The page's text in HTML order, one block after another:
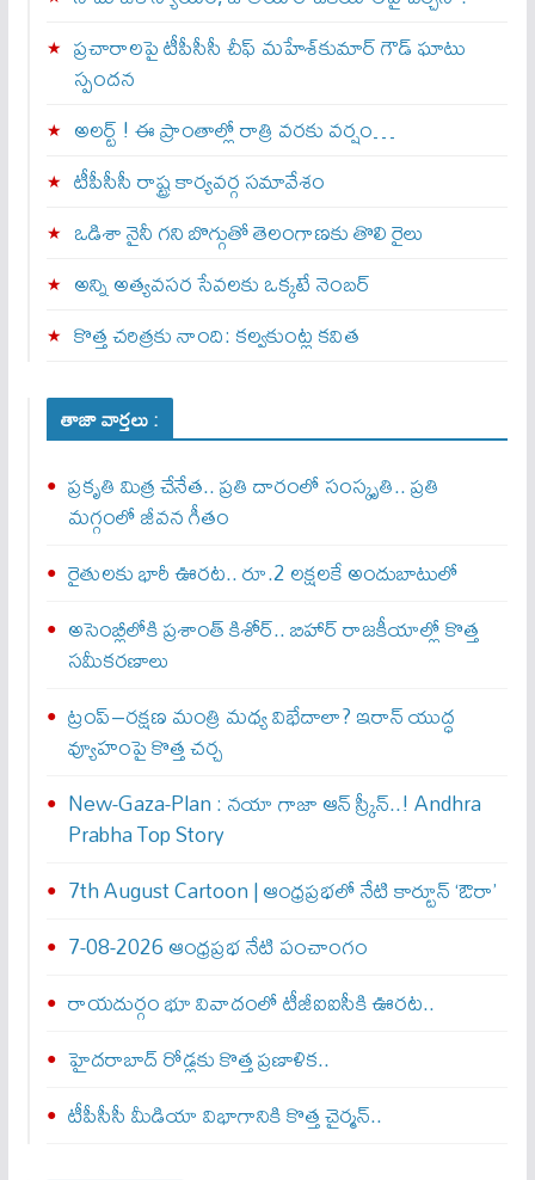
ప్రచారాలపై టీపీసీసీ చీఫ్ మహేశ్‌కుమార్ గౌడ్ ఘాటు
స్పందన
అల‌ర్ట్ ! ఈ ప్రాంతాల్లో రాత్రి వరకు వర్షం…
టీపీసీసీ రాష్ట్ర కార్యవర్గ సమావేశం
ఒడిశా నైనీ గని బొగ్గుతో తెలంగాణకు తొలి రైలు
అన్ని అత్యవసర సేవలకు ఒక్క‌టే నెంబ‌ర్‌
కొత్త చరిత్రకు నాంది: క‌ల్వ‌కుంట్ల కవిత
తాజా వార్తలు :
ప్రకృతి మిత్ర చేనేత.. ప్రతి దారంలో సంస్కృతి.. ప్రతి
మగ్గంలో జీవన గీతం
రైతులకు భారీ ఊరట.. రూ.2 లక్షలకే అందుబాటులో
అసెంబ్లీలోకి ప్రశాంత్ కిశోర్.. బిహార్ రాజకీయాల్లో కొత్త
సమీకరణాలు
ట్రంప్–రక్షణ మంత్రి మధ్య విభేదాలా? ఇరాన్ యుద్ధ
వ్యూహంపై కొత్త చర్చ
New-Gaza-Plan : న‌యా గాజా ఆన్ స్క్రీన్‌..! Andhra
Prabha Top Story
7th August Cartoon | ఆంధ్రప్రభలో నేటి కార్టూన్ ‘ఔరా’
7-08-2026 ఆంధ్రప్రభ నేటి పంచాంగం
రాయదుర్గం భూ వివాదంలో టీజీఐఐసీకి ఊరట..
హైదరాబాద్ రోడ్లకు కొత్త ప్రణాళిక..
టీపీసీసీ మీడియా విభాగానికి కొత్త చైర్మన్..